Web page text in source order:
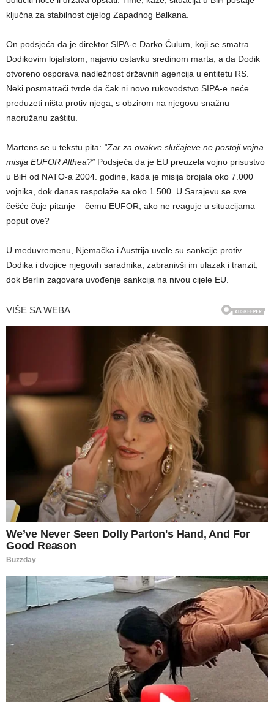
ključna za stabilnost cijelog Zapadnog Balkana.
On podsjeća da je direktor SIPA-e Darko Ćulum, koji se smatra
Dodikovim lojalistom, najavio ostavku sredinom marta, a da Dodik
otvoreno osporava nadležnost državnih agencija u entitetu RS.
Neki posmatrači tvrde da čak ni novo rukovodstvo SIPA-e neće
preduzeti ništa protiv njega, s obzirom na njegovu snažnu
naoružanu zaštitu.
Martens se u tekstu pita: “Zar za ovakve slučajeve ne postoji vojna
misija EUFOR Althea?” Podsjeća da je EU preuzela vojno prisustvo
u BiH od NATO-a 2004. godine, kada je misija brojala oko 7.000
vojnika, dok danas raspolaže sa oko 1.500. U Sarajevu se sve
češće čuje pitanje – čemu EUFOR, ako ne reaguje u situacijama
poput ove?
U međuvremenu, Njemačka i Austrija uvele su sankcije protiv
Dodika i dvojice njegovih saradnika, zabranivši im ulazak i tranzit,
dok Berlin zagovara uvođenje sankcija na nivou cijele EU.